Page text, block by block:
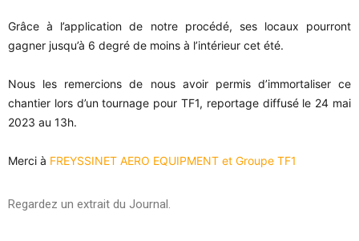
Grâce à l’application de notre procédé, ses locaux pourront
gagner jusqu’à 6 degré de moins à l’intérieur cet été.
Nous les remercions de nous avoir permis d’immortaliser ce
chantier lors d’un tournage pour TF1, reportage diffusé le 24 mai
2023 au 13h.
Merci à FREYSSINET AERO EQUIPMENT et Groupe TF1
Regardez un extrait du Journal.